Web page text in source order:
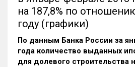
на 187,8% по
году (графики)
По данным Банка России за
года количество выданных
для долевого строительства